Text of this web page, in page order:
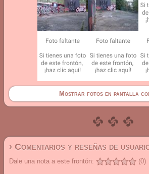
Mostrar fotos en pantalla
› Comentarios y reseñas de
Dale una nota a este frontón: (0)